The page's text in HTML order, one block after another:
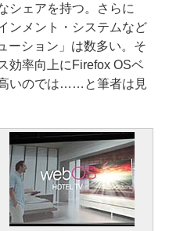
シェアを持つ。さらに
ンメント・システムなど
ーション」は数多い。そ
効率向上にFirefox OSベ
いのでは……と筆者は見